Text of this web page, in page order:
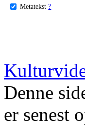
Metatekst ?
Denne
er senest